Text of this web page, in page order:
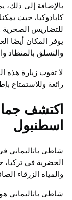
بالإضافة إلى ذلك،
كابادوكيا، حيث
للتضاريس الصخرية
يوفر المكان أيضًا
والتسلق بالمنطاد
لا تفوت زيارة هذه
رائعة وللاستمتاع
اكتشف
اسطنبول
شاطئ باتاليماني
الحضرية في
والمياه الزرقاء
شاطئ باتاليماني